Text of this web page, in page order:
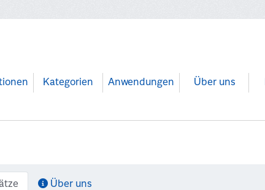
Kategorien Anwendungen Über uns
Über uns